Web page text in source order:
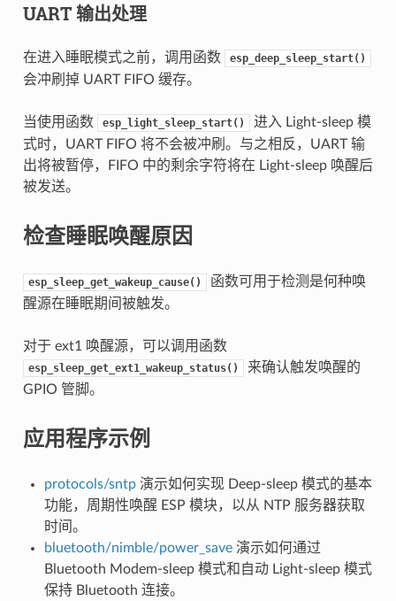
UART 输出处理
在进入睡眠模式之前，调用函数 esp_deep_sleep_start()
会冲刷掉 UART FIFO 缓存。
当使用函数 esp_light_sleep_start()
进入 Light-sleep 模
式时，UART FIFO 将不会被冲刷。与之相反，UART 输
出将被暂停，FIFO 中的剩余字符将在 Light-sleep 唤醒后
被发送。
检查睡眠唤醒原因
esp_sleep_get_wakeup_cause()
函数可用于检测是何种唤
醒源在睡眠期间被触发。
对于 ext1 唤醒源，可以调用函数
esp_sleep_get_ext1_wakeup_status()
来确认触发唤醒的
GPIO 管脚。
应用程序示例
protocols/sntp演示如何实现 Deep-sleep 模式的基本
功能，周期性唤醒 ESP 模块，以从 NTP 服务器获取
时间。
bluetooth/nimble/power_save演示如何通过
Bluetooth Modem-sleep 模式和自动 Light-sleep 模式
保持 Bluetooth 连接。